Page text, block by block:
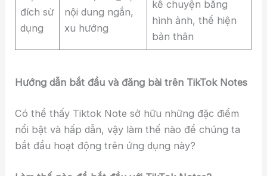
đích sử
dụng
nội dung ngắn,
xu hướng
kể chuyện bằng
hình ảnh, thể hiện
bản thân
Hướng dẫn bắt đầu và đăng bài trên TikTok Notes
Có thể thấy Tiktok Note sở hữu những đặc điểm
nổi bật và hấp dẫn, vậy làm thế nào để chúng ta
bắt đầu hoạt động trên ứng dụng này?